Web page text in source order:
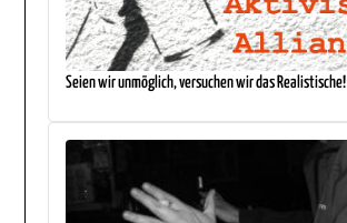
Seien wir unmöglich, versuchen wir das Realistische!